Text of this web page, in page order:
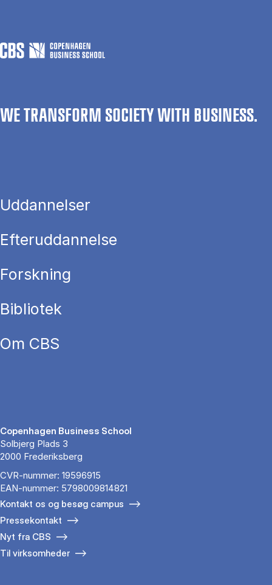
WE TRANSFORM SOCIETY WITH BUSINESS.
Uddannelser
Efteruddannelse
Forskning
Bibliotek
Om CBS
Copenhagen Business School
Solbjerg Plads 3
2000 Frederiksberg
CVR-nummer: 19596915
EAN-nummer: 5798009814821
Kontakt os og besøg campus
Pressekontakt
Nyt fra CBS
Til virksomheder